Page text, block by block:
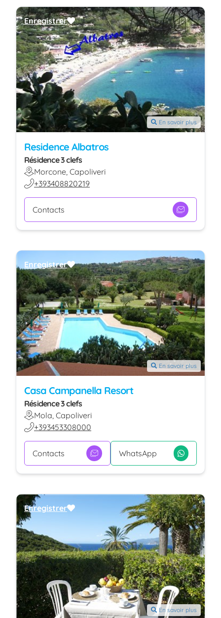
En savoir plus
Residence Albatros
Résidence 3 clefs
Morcone, Capoliveri
+393408820219
Contacts
Enregistrer
En savoir plus
Casa Campanella Resort
Résidence 3 clefs
Mola, Capoliveri
+393453308000
Contacts WhatsApp
Enregistrer
En savoir plus
Enregistrer